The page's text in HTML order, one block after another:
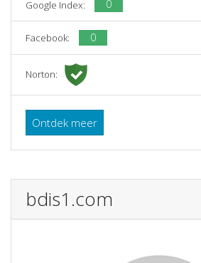
Google Index: 0
Facebook: 0
Norton:
Ontdek meer
bdis1.com